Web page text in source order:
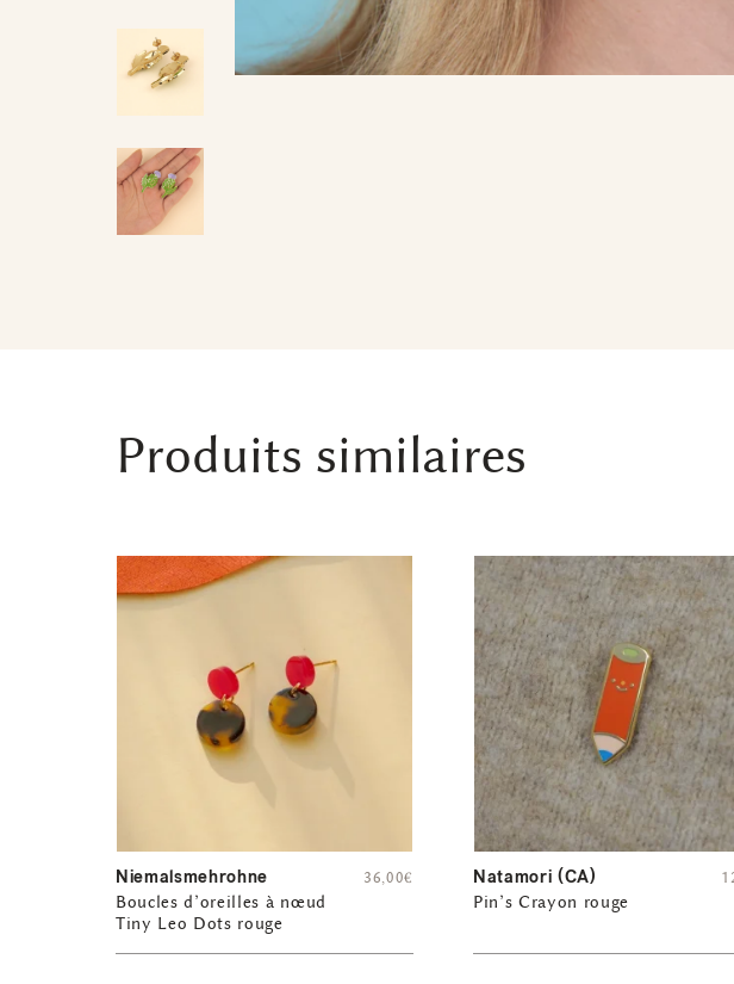
Produits similaires
Niemalsmehrohne
Boucles d’oreilles à nœud
Tiny Leo Dots rouge
36,00€ Natamori (CA)
Pin’s Crayon rouge